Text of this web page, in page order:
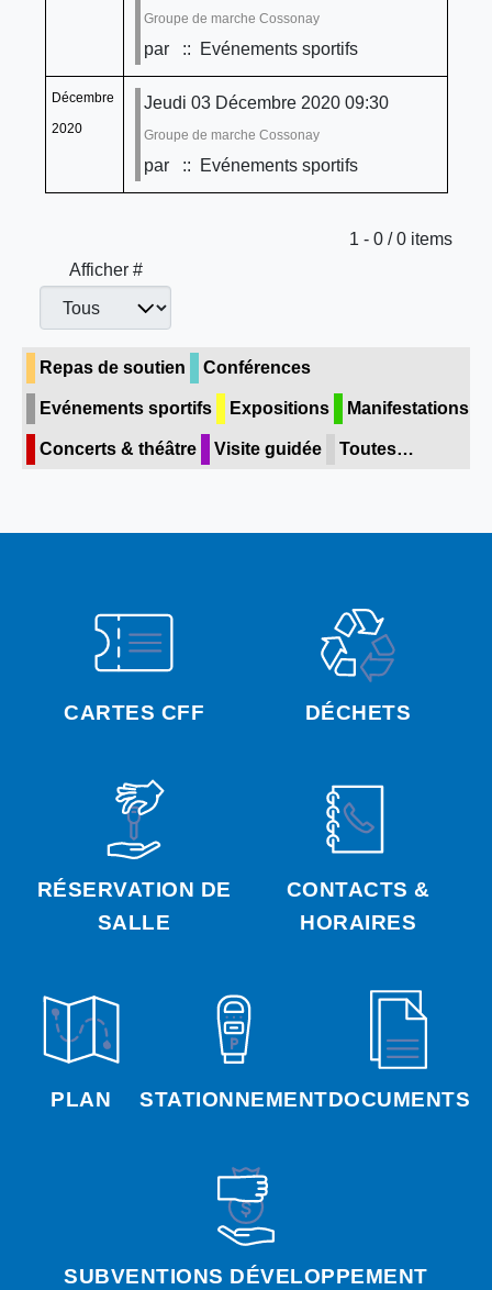
CARTES CFF DÉCHETS
RÉSERVATION DE
SALLE
CONTACTS &
HORAIRES
PLAN STATIONNEMENTDOCUMENTS
SUBVENTIONS DÉVELOPPEMENT
Groupe de marche Cossonay
par :: Evénements sportifs
Décembre
2020
Jeudi 03 Décembre 2020 09:30
Groupe de marche Cossonay
par :: Evénements sportifs
Limite de la pagination
1 - 0 / 0 items
Afficher #
Repas de soutien Conférences
Evénements sportifs Expositions Manifestations
Concerts & théâtre Visite guidée Toutes…